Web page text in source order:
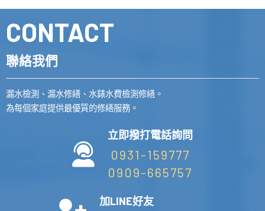
CONTACT
聯絡我們
漏水檢測、漏水修繕、水錶水費檢測修繕。
為每個家庭提供最優質的修繕服務。
立即撥打電話詢問
0931-159777
0909-665757
加LINE好友